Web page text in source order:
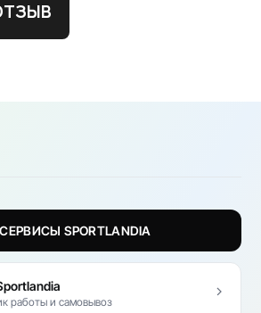
SPORTLANDIA
работы и самовывоз